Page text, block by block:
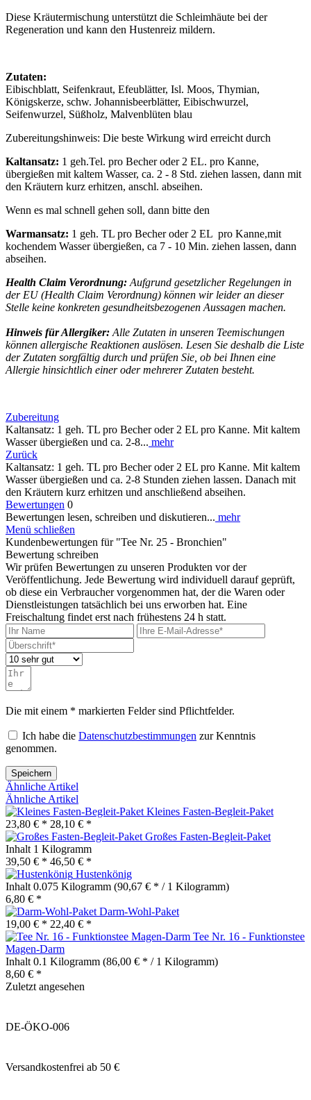
Diese Kräutermischung unterstützt die Schleimhäute bei der
Regeneration und kann den Hustenreiz mildern.
Zutaten:
Eibischblatt, Seifenkraut, Efeublätter, Isl. Moos, Thymian,
Königskerze, schw. Johannisbeerblätter, Eibischwurzel,
Seifenwurzel, Süßholz, Malvenblüten blau
Zubereitungshinweis: Die beste Wirkung wird erreicht durch
Kaltansatz: 1 geh.Tel. pro Becher oder 2 EL. pro Kanne,
übergießen mit kaltem Wasser, ca. 2 - 8 Std. ziehen lassen, dann mit
den Kräutern kurz erhitzen, anschl. abseihen.
Wenn es mal schnell gehen soll, dann bitte den
Warmansatz: 1 geh. TL pro Becher oder 2 EL pro Kanne,mit
kochendem Wasser übergießen, ca 7 - 10 Min. ziehen lassen, dann
abseihen.
Health Claim Verordnung: Aufgrund gesetzlicher Regelungen in
der EU (Health Claim Verordnung) können wir leider an dieser
Stelle keine konkreten gesundheitsbezogenen Aussagen machen.
Hinweis für Allergiker: Alle Zutaten in unseren Teemischungen
können allergische Reaktionen auslösen. Lesen Sie deshalb die Liste
der Zutaten sorgfältig durch und prüfen Sie, ob bei Ihnen eine
Allergie hinsichtlich einer oder mehrerer Zutaten besteht.
Zubereitung
Kaltansatz: 1 geh. TL pro Becher oder 2 EL pro Kanne. Mit kaltem
Wasser übergießen und ca. 2-8... mehr
Zurück
Kaltansatz: 1 geh. TL pro Becher oder 2 EL pro Kanne. Mit kaltem
Wasser übergießen und ca. 2-8 Stunden ziehen lassen. Danach mit
den Kräutern kurz erhitzen und anschließend abseihen.
Bewertungen 0
Bewertungen lesen, schreiben und diskutieren... mehr
Menü schließen
Kundenbewertungen für "Tee Nr. 25 - Bronchien"
Bewertung schreiben
Wir prüfen Bewertungen zu unseren Produkten vor der
Veröffentlichung. Jede Bewertung wird individuell darauf geprüft,
ob diese ein Verbraucher vorgenommen hat, der die Waren oder
Dienstleistungen tatsächlich bei uns erworben hat. Eine
Freischaltung findet erst nach frühestens 24 h statt.
Die mit einem * markierten Felder sind Pflichtfelder.
Ich habe die Datenschutzbestimmungen zur Kenntnis
genommen.
Speichern
Ähnliche Artikel
Ähnliche Artikel
Kleines Fasten-Begleit-Paket
23,80 € * 28,10 € *
Großes Fasten-Begleit-Paket
Inhalt 1 Kilogramm
39,50 € * 46,50 € *
Hustenkönig
Inhalt 0.075 Kilogramm (90,67 € * / 1 Kilogramm)
6,80 € *
Darm-Wohl-Paket
19,00 € * 22,40 € *
Tee Nr. 16 - Funktionstee
Magen-Darm
Inhalt 0.1 Kilogramm (86,00 € * / 1 Kilogramm)
8,60 € *
Zuletzt angesehen
DE-ÖKO-006
Versandkostenfrei ab 50 €